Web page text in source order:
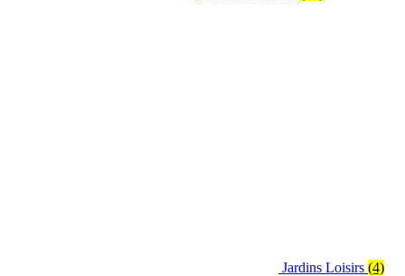
Jardins Loisirs (4)